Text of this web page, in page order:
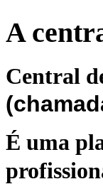
A
Central
É uma